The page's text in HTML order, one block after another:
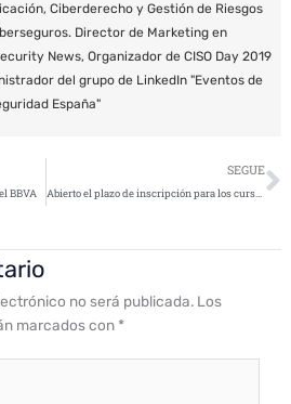
Ciberderecho y Gestión de Riesgos
Director de Marketing en
News, Organizador de CISO Day 2019
del grupo de LinkedIn "Eventos de
España"
BBVA
SEGUE
Abierto el plazo de inscripción para los cursos STIC 2019
no será publicada. Los
marcados con *